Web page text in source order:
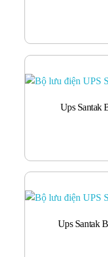
Ups Santak
Ups Santak